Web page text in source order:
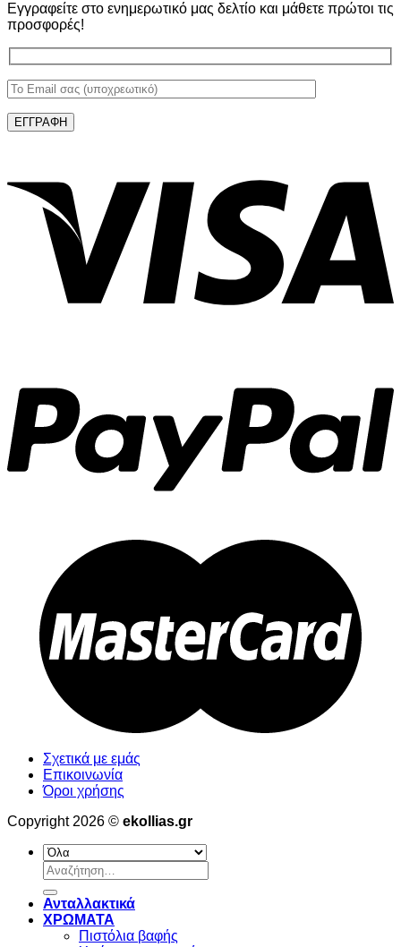
Εγγραφείτε στο ενημερωτικό μας δελτίο και μάθετε πρώτοι τις
προσφορές!
Σχετικά με εμάς
Επικοινωνία
Όροι χρήσης
Copyright 2026 © ekollias.gr
Αναζήτηση
για:
Ανταλλακτικά
ΧΡΩΜΑΤΑ
Πιστόλια βαφής